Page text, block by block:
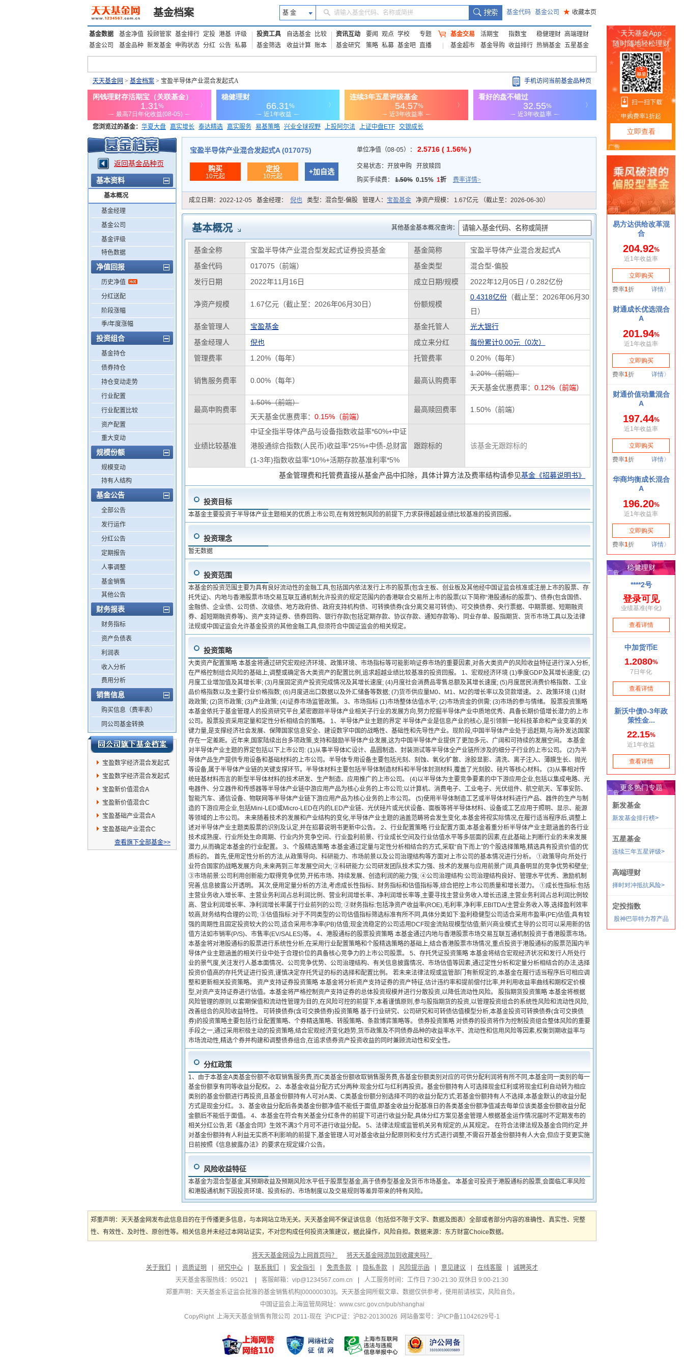
基金档案 基 金 请输入基金代码、名称或简拼 基金代码 基金公司 ★ 收藏本页
基金数据 基金净值 投顾管家 基金排行 定投 港基 评级
基金公司
基金品种 新发基金 申购状态 分红 公告 私募
投资工具 自选基金
比较
基金筛选
收益计算 账本
资讯互动 要闻 观点 学校
专题
基金研究
策略 私募 基金吧 直播
基金交易 活期宝 指数宝 稳健理财 高端理财
基金超市
基金导购 收益排行 热销基金 五星基金
天天基金网 > 基金档案 > 宝盈半导体产业混合发起式A 手机访问当前基金品种页
您浏览过的基金： 华夏大盘 嘉实增长 泰达精选 嘉实服务 易基策略 兴业全球视野 上投阿尔法 上证中盘ETF 交银成长
添富优势 华安宏利 上证180价值ETF
返回基金品种页
基本资料
基本概况
基金经理
基金公司
基金评级
特色数据
净值回报
历史净值
分红送配
阶段涨幅
季/年度涨幅
投资组合
基金持仓
债券持仓
持仓变动走势
行业配置
行业配置比较
资产配置
重大变动
规模份额
规模变动
持有人结构
基金公告
全部公告
发行运作
分红公告
定期报告
人事调整
基金销售
其他公告
财务报表
财务指标
资产负债表
利润表
收入分析
费用分析
销售信息
购买信息（费率表）
同公司基金转换
宝盈数字经济混合发起式
C
宝盈数字经济混合发起式
A
宝盈新价值混合A
宝盈新价值混合C
宝盈基础产业混合A
宝盈基础产业混合C
查看旗下全部基金>>
宝盈半导体产业混合发起式A (017075)
购买
10元起
定投
10元起
+加自选
单位净值（08-05）： 2.5716 ( 1.56% )
交易状态： 开放申购
开放赎回
购买手续费： 1.50% 0.15% 1折 费率详情>
成立日期： 2022-12-05 基金经理： 倪也 类型： 混合型-偏股 管理人： 宝盈基金 净资产规模： 1.67亿元 （截止至：2026-06-30）
基本概况 其他基金基本概况查询：
基金全称 宝盈半导体产业混合型发起式证券投资基金 基金简称
宝盈半导体产业混合发起式A
基金代码
017075（前端） 基金类型
混合型-偏股
发行日期
2022年11月16日 成立日期/规模 2022年12月05日 / 0.282亿份
净资产规模 1.67亿元（截止至：2026年06月30日） 份额规模
0.4318亿份（截止至：2026年06月30
日）
基金管理人
宝盈基金 基金托管人
光大银行
基金经理人
倪也 成立来分红
每份累计0.00元（0次）
管理费率
1.20%（每年） 托管费率 0.20%（每年）
销售服务费率 0.00%（每年） 最高认购费率
1.20%（前端）
天天基金优惠费率： 0.12%（前端）
最高申购费率
1.50%（前端）
天天基金优惠费率： 0.15%（前端）
最高赎回费率 1.50%（前端）
业绩比较基准
中证全指半导体产品与设备指数收益率*60%+中证
港股通综合指数(人民币)收益率*25%+中债-总财富
(1-3年)指数收益率*10%+活期存款基准利率*5%
跟踪标的 该基金无跟踪标的
基金管理费和托管费直接从基金产品中扣除，具体计算方法及费率结构请参见基金《招募说明书》
投资目标
本基金主要投资于半导体产业主题相关的优质上市公司,在有效控制风险的前提下,力求获得超越业绩比较基准的投资回报。
投资理念
暂无数据
投资范围
本基金的投资范围主要为具有良好流动性的金融工具,包括国内依法发行上市的股票(包含主板、创业板及其他经中国证监会核准或注册上市的股票、存
托凭证)、内地与香港股票市场交易互联互通机制允许投资的规定范围内的香港联合交易所上市的股票(以下简称“港股通标的股票”)、债券(包含国债、
金融债、企业债、公司债、次级债、地方政府债、政府支持机构债、可转换债券(含分离交易可转债)、可交换债券、央行票据、中期票据、短期融资
券、超短期融资券等)、资产支持证券、债券回购、银行存款(包括定期存款、协议存款、通知存款等)、同业存单、股指期货、货币市场工具以及法律
法规或中国证监会允许基金投资的其他金融工具,但须符合中国证监会的相关规定。
投资策略
大类资产配置策略 本基金将通过研究宏观经济环境、政策环境、市场指标等可能影响证券市场的重要因素,对各大类资产的风险收益特征进行深入分析,
在严格控制组合风险的基础上,调整或确定各大类资产的配置比例,追求超越业绩比较基准的投资回报。 1、宏观经济环境 (1)季度GDP及其增长速度; (2)
月度工业增加值及其增长率; (3)月度固定资产投资完成情况及其增长速度; (4)月度社会消费品零售总额及其增长速度; (5)月度居民消费价格指数、工业
品价格指数以及主要行业价格指数; (6)月度进出口数据以及外汇储备等数据; (7)货币供应量M0、M1、M2的增长率以及贷款增速。 2、政策环境 (1)财
政政策; (2)货币政策; (3)产业政策; (4)证券市场监管政策。 3、市场指标 (1)市场整体估值水平; (2)市场资金的供需; (3)市场的参与情绪。 股票投资策略
本基金依托于基金管理人的投资研究平台,紧密跟踪半导体产业相关子行业的发展方向,努力挖掘半导体产业中质地优秀、具备长期价值增长潜力的上市
公司。股票投资采用定量和定性分析相结合的策略。 1、半导体产业主题的界定 半导体产业是信息产业的核心,是引领新一轮科技革命和产业变革的关
键力量,是支撑经济社会发展、保障国家信息安全、建设数字中国的战略性、基础性和先导性产业。现阶段,中国半导体产业处于追赶期,与海外发达国家
存在一定差距。近年来,国家陆续出台多项政策,支持和鼓励半导体产业发展,这为中国半导体产业提供了更加多元、广阔和可持续的发展空间。 本基金
对半导体产业主题的界定包括以下上市公司: (1)从事半导体IC设计、晶圆制造、封装测试等半导体全产业链所涉及的细分子行业的上市公司。 (2)为半
导体产品生产提供专用设备和基础材料的上市公司。半导体专用设备主要包括光刻、刻蚀、氧化/扩散、涂胶显影、清洗、离子注入、薄膜生长、抛光
等设备,属于半导体产业链的关键支撑环节。半导体材料主要包括半导体制造材料和半导体封测材料,覆盖了光刻胶、硅片等核心材料。 (3)从事相对传
统硅基材料而言的新型半导体材料的技术研发、生产制造、应用推广的上市公司。 (4)以半导体为主要竞争要素的中下游应用企业,包括以集成电路、光
电器件、分立器件和传感器等半导体产业链中游应用产品为核心业务的上市公司;以计算机、消费电子、工业电子、光伏组件、航空航天、军事安防、
智能汽车、通信设备、物联网等半导体产业链下游应用产品为核心业务的上市公司。 (5)使用半导体制造工艺或半导体材料进行产品、器件的生产与制
造的下游应用企业,包括Mini-LED或Micro-LED在内的LED产业链、光伏硅片或光伏设备、面板等将半导体材料、设备或工艺应用于照明、显示、能源
等领域的上市公司。 未来随着技术的发展和产业结构的变化,半导体产业主题的涵盖范畴将会发生变化,本基金将视实际情况,在履行适当程序后,调整上
述对半导体产业主题类股票的识别及认定,并在招募说明书更新中公告。 2、行业配置策略 行业配置方面,本基金着重分析半导体产业主题涵盖的各行业
技术成熟度、行业所处生命周期、行业内外竞争空间、行业盈利前景、行业成长空间及行业估值水平等多层面的因素,在此基础上判断行业的未来发展
潜力,从而确定本基金的行业配置。 3、个股精选策略 本基金通过定量与定性分析相结合的方式,采取“自下而上”的个股选择策略,精选具有投资价值的优
质标的。 首先,使用定性分析的方法,从政策导向、科研能力、市场前景以及公司治理结构等方面对上市公司的基本情况进行分析。 ①政策导向:所处行
业符合国家的战略发展方向,未来两到三年发展空间大; ②科研能力:公司研发团队技术实力强、技术的发展与应用前景广阔,具备明显的竞争优势和壁垒;
③市场前景:公司利用创新能力取得竞争优势,开拓市场、持续发展、创造利润的能力强; ④公司治理结构:公司治理结构良好、管理水平优秀、激励机制
完善,信息披露公开透明。 其次,使用定量分析的方法,考虑成长性指标、财务指标和估值指标等,综合把控上市公司质量和增长潜力。 ①成长性指标:包括
主营业务收入增长率、主营业务利润占总利润比例、营业利润增长率、净利润增长率等,主要寻找主营业务收入增长迅速,主营业务利润占总利润比例较
高、营业利润增长率、净利润增长率属于行业前列的公司; ②财务指标:包括净资产收益率(ROE),毛利率,净利率,EBITDA/主营业务收入等,选择盈利效率
较高,财务结构合理的公司; ③估值指标:对于不同类型的公司估值指标筛选标准有所不同,具体分类如下:盈利稳健型公司适合采用市盈率(PE)估值;具有较
强的周期性且固定投资较大的公司,适合采用市净率(PB)估值;现金流稳定的公司适用DCF现金流贴现模型估值;新兴商业模式主导的公司可以采用新的估
值方法如市销率(P/S)、市售率(EV/SALES)等。 4、港股通标的股票投资策略 本基金通过内地与香港股票市场交易互联互通机制投资于香港股票市场。
本基金将对港股通标的股票进行系统性分析,在采用行业配置策略和个股精选策略的基础上,结合香港股票市场情况,重点投资于港股通标的股票范围内半
导体产业主题涵盖的相关行业中处于合理价位的具备核心竞争力的上市公司股票。 5、存托凭证投资策略 本基金将结合宏观经济状况和发行人所处行
业的景气度,关注发行人基本面情况、公司竞争优势、公司治理结构、有关信息披露情况、市场估值等因素,通过定性分析和定量分析相结合的办法,选择
投资价值高的存托凭证进行投资,谨慎决定存托凭证的标的选择和配置比例。 若未来法律法规或监管部门有新规定的,本基金在履行适当程序后可相应调
整和更新相关投资策略。 资产支持证券投资策略 本基金将分析资产支持证券的资产特征,估计违约率和提前偿付比率,并利用收益率曲线和期权定价模
型,对资产支持证券进行估值。本基金将严格控制资产支持证券的总体投资规模并进行分散投资,以降低流动性风险。 股指期货投资策略 本基金将根据
风险管理的原则,以套期保值和流动性管理为目的,在风险可控的前提下,本着谨慎原则,参与股指期货的投资,以管理投资组合的系统性风险和流动性风险,
改善组合的风险收益特性。 可转换债券(含可交换债券)投资策略 基于行业研究、公司研究和可转债估值模型分析,本基金投资可转换债券(含可交换债
券)的投资策略主要包括行业配置策略、个券精选策略、转股策略、条款博弈策略等。 债券投资策略 对债券的投资将作为控制投资组合整体风险的重要
手段之一,通过采用积极主动的投资策略,结合宏观经济变化趋势,货币政策及不同债券品种的收益率水平、流动性和信用风险等因素,权衡到期收益率与
市场流动性,精选个券并构建和调整债券组合,在追求债券资产投资收益的同时兼顾流动性和安全性。
分红政策
1、由于本基金A类基金份额不收取销售服务费,而C类基金份额收取销售服务费,各基金份额类别对应的可供分配利润将有所不同,本基金同一类别的每一
基金份额享有同等收益分配权。 2、本基金收益分配方式分两种:现金分红与红利再投资。基金份额持有人可选择现金红利或将现金红利自动转为相应
类别的基金份额进行再投资,且基金份额持有人可对A类、C类基金份额分别选择不同的收益分配方式;若基金份额持有人不选择,本基金默认的收益分配
方式是现金分红。 3、基金收益分配后各类基金份额净值不能低于面值,即基金收益分配基准日的各类基金份额净值减去每单位该类基金份额收益分配
金额后不能低于面值。 4、本基金在符合有关基金分红条件的前提下可进行收益分配,具体分红方案见基金管理人根据基金运作情况届时不定期发布的
相关分红公告,若《基金合同》生效不满3个月可不进行收益分配。 5、法律法规或监管机关另有规定的,从其规定。 在符合法律法规及基金合同约定,并
对基金份额持有人利益无实质不利影响的前提下,基金管理人可对基金收益分配原则和支付方式进行调整,不需召开基金份额持有人大会,但应于变更实施
日前按照《信息披露办法》的要求在规定媒介公告。
风险收益特征
本基金为混合型基金,其预期收益及预期风险水平低于股票型基金,高于债券型基金及货币市场基金。 本基金可投资于港股通标的股票,会面临汇率风险
和港股通机制下因投资环境、投资标的、市场制度以及交易规则等差异带来的特有风险。
郑重声明：天天基金网发布此信息目的在于传播更多信息，与本网站立场无关。天天基金网不保证该信息（包括但不限于文字、数据及图表）全部或者部分内容的准确性、真实性、完整
性、有效性、及时性、原创性等。相关信息并未经过本网站证实，不对您构成任何投资决策建议，据此操作，风险自担。数据来源：东方财富Choice数据。
将天天基金网设为上网首页吗？
将天天基金网添加到收藏夹吗？
关于我们
资质证明 研究中心 联系我们 安全指引 免责条款 隐私条款 风险提示函 意见建议 在线客服
诚聘英才
天天基金客服热线：95021
客服邮箱： vip@1234567.com.cn
人工服务时间：工作日 7:30-21:30 双休日 9:00-21:30
郑重声明： 天天基金系证监会批准的基金销售机构[000000303]。天天基金网所载文章、数据仅供参考，使用前请核实，风险自负。
中国证监会上海监管局网址： www.csrc.gov.cn/pub/shanghai
CopyRight 上海天天基金销售有限公司 2011-现在 沪ICP证：沪B2-20130026
网站备案号：沪ICP备11042629号-1